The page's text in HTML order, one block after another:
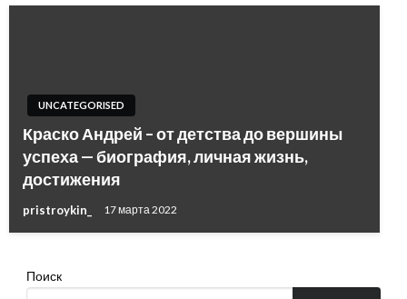
UNCATEGORISED
Краско Андрей – от детства до вершины
успеха — биография, личная жизнь,
достижения
pristroykin_ 17 марта 2022
Поиск